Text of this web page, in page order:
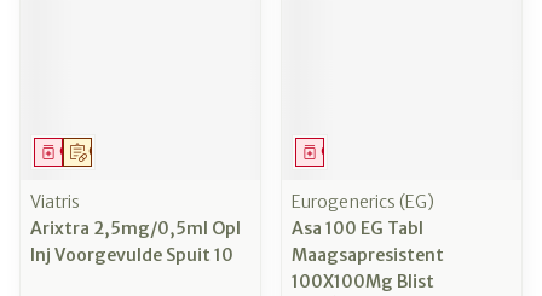
Op voorschrift
Geneesmiddel
Viatris
Arixtra 2,5mg/0,5ml Opl
Inj Voorgevulde Spuit 10
Geneesmiddel
Eurogenerics (EG)
Asa 100 EG Tabl
Maagsapresistent
100X100Mg Blist